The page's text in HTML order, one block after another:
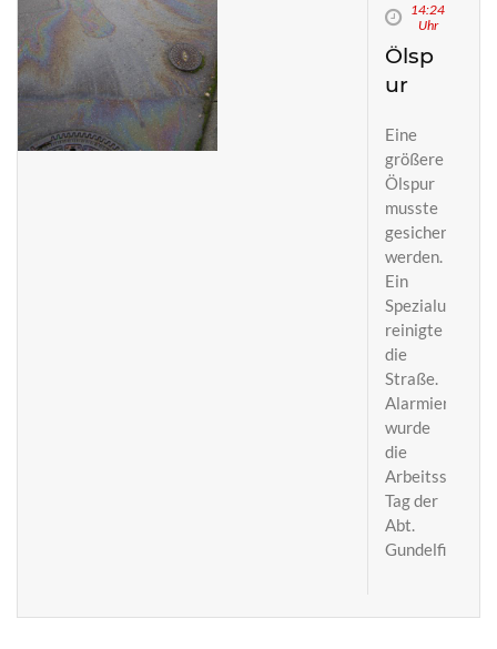
14:24
Uhr
Ölsp
ur
Eine
größere
Ölspur
musste
gesichert
werden.
Ein
reinigte
die
Straße.
Alarmiert
wurde
die
Arbeitsschleife
Tag der
Abt.
Gundelfingen